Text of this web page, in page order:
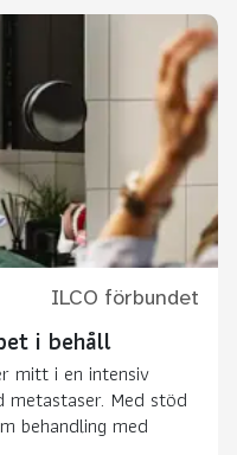
ILCO förbundet
i behåll
mitt i en intensiv
Med stöd
behandling med